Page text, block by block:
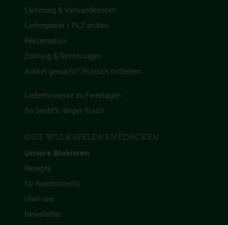
Lieferung & Versandkosten
Liefergebiet / PLZ prüfen
Reklamation
Zahlung & Rechnungen
Artikel gesucht? Wunsch mitteilen
Lieferhinweise zu Feiertagen
So bleibt’s länger frisch
GUT WULKSFELDE ENTDECKEN
Unsere Biokisten
Rezepte
So funktioniert’s
Über uns
Newsletter